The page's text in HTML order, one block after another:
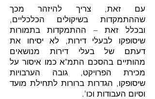
עם זאת, צריך להיזהר מכך
שההתמקדות בשיקולים הכלכליים,
ובכלל זאת – ההתמקדות בתמורות
שיסופקו לבעלי דירות, לא יסיחו את
דעתם של בעלי דירות מנושאים
מהותיים בהסכם התמ"א כמו איסור על
מכירת הפרויקט, גובה הערבויות
שיסופקו, הגדרות ברורות לתחילת מועד
וסיום העבודות וכו'.